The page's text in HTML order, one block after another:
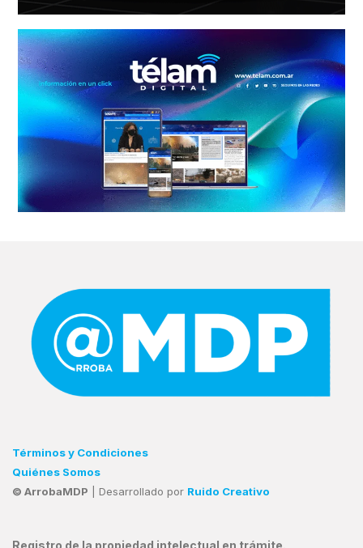
Términos y Condiciones
Quiénes Somos
© ArrobaMDP | Desarrollado por Ruido Creativo
Registro de la propiedad intelectual en trámite.